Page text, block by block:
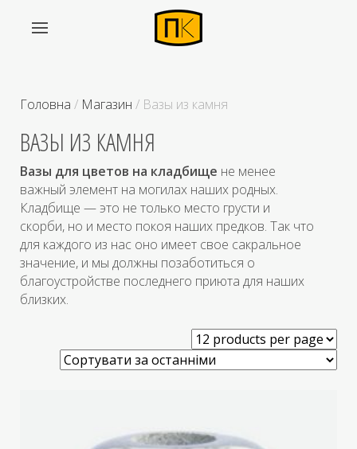
Головна / Магазин / Вазы из камня
ВАЗЫ ИЗ КАМНЯ
Вазы для цветов на кладбище не менее
важный элемент на могилах наших родных.
Кладбище — это не только место грусти и
скорби, но и место покоя наших предков. Так что
для каждого из нас оно имеет свое сакральное
значение, и мы должны позаботиться о
благоустройстве последнего приюта для наших
близких.